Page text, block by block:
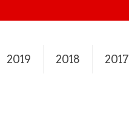
2019 2018 2017